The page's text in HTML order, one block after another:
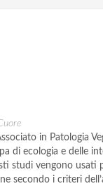
in Patologia
di ecologia e delle
studi vengono usati
secondo i criteri